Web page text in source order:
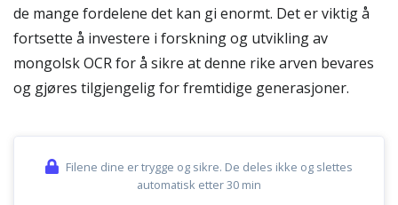
de mange fordelene det kan gi enormt. Det er viktig å
fortsette å investere i forskning og utvikling av
mongolsk OCR for å sikre at denne rike arven bevares
og gjøres tilgjengelig for fremtidige generasjoner.
Filene dine er trygge og sikre. De deles ikke og slettes
automatisk etter 30 min